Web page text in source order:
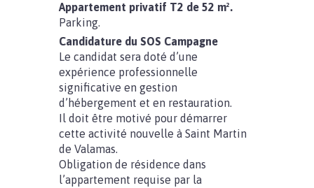
Appartement privatif T2 de 52 m².
Parking.
Candidature du SOS Campagne
Le candidat sera doté d’une
expérience professionnelle
significative en gestion
d’hébergement et en restauration.
Il doit être motivé pour démarrer
cette activité nouvelle à Saint Martin
de Valamas.
Obligation de résidence dans
l’appartement requise par la